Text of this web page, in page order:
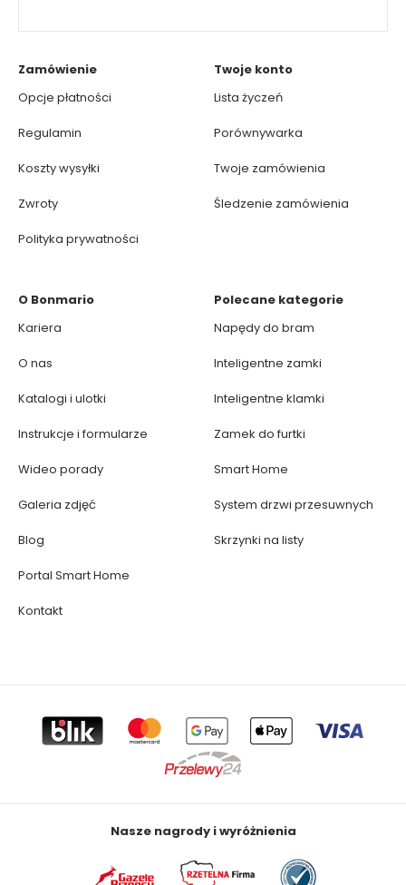
Zamówienie
Opcje płatności
Regulamin
Koszty wysyłki
Zwroty
Polityka prywatności
Twoje konto
Lista życzeń
Porównywarka
Twoje zamówienia
Śledzenie zamówienia
O Bonmario
Kariera
O nas
Katalogi i ulotki
Instrukcje i formularze
Wideo porady
Galeria zdjęć
Blog
Portal Smart Home
Kontakt
Polecane kategorie
Napędy do bram
Inteligentne zamki
Inteligentne klamki
Zamek do furtki
Smart Home
System drzwi przesuwnych
Skrzynki na listy
Nasze nagrody i wyróżnienia